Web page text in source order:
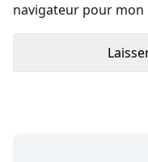
navigateur pour